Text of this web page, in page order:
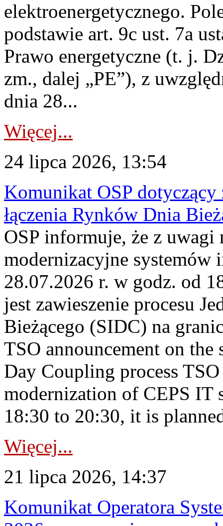
elektroenergetycznego.
podstawie art. 9c ust. 7a
Prawo energetyczne (t. j.
zm., dalej „PE”), z
dnia 28...
Więcej...
24 lipca 2026, 13:54
Komunikat OSP dotyczący
łączenia Rynków Dnia
OSP informuje, że z uwagi
modernizacyjne
28.07.2026 r. w godz. od
jest zawieszenie procesu
Bieżącego (SIDC) na
TSO announcement on
Day Coupling process
modernization of CEPS IT
18:30 to 20:30, it is
Więcej...
21 lipca 2026, 14:37
Komunikat Operatora